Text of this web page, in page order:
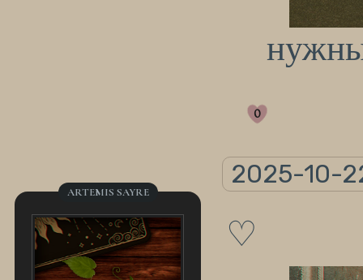
0
2025-10-
ARTEMIS SAYRE
♡